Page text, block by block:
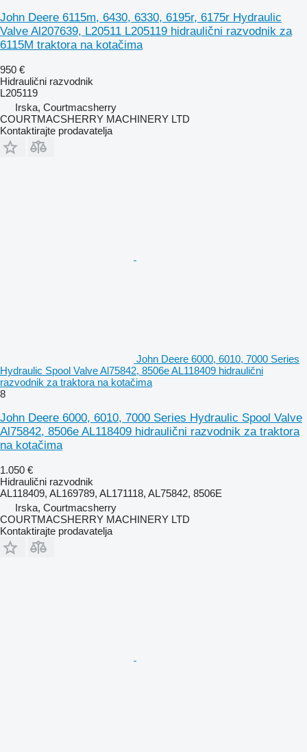
John Deere 6115m, 6430, 6330, 6195r, 6175r Hydraulic
Valve Al207639, L20511 L205119 hidraulični razvodnik za
6115M traktora na kotačima
950 €
Hidraulični razvodnik
L205119
Irska, Courtmacsherry
COURTMACSHERRY MACHINERY LTD
Kontaktirajte prodavatelja
John Deere 6000, 6010, 7000 Series
Hydraulic Spool Valve Al75842, 8506e AL118409 hidraulični
razvodnik za traktora na kotačima
8
John Deere 6000, 6010, 7000 Series Hydraulic Spool Valve
Al75842, 8506e AL118409 hidraulični razvodnik za traktora
na kotačima
1.050 €
Hidraulični razvodnik
AL118409, AL169789, AL171118, AL75842, 8506E
Irska, Courtmacsherry
COURTMACSHERRY MACHINERY LTD
Kontaktirajte prodavatelja